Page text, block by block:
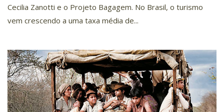
Cecilia Zanotti e o Projeto Bagagem. No Brasil, o turismo
vem crescendo a uma taxa média de...